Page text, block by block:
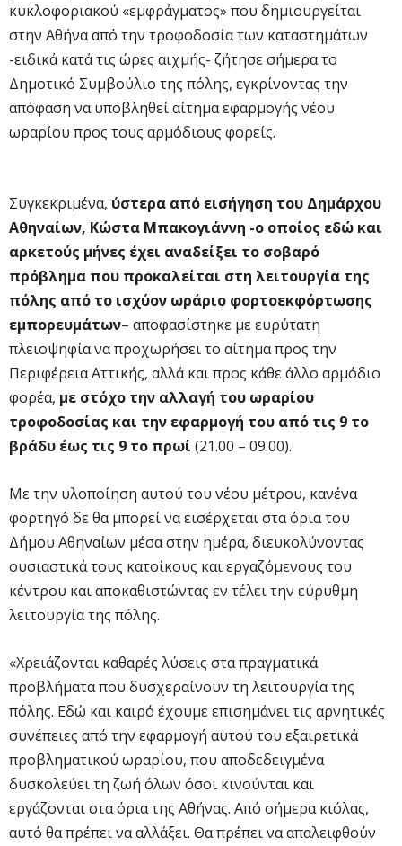
κυκλοφοριακού «εμφράγματος» που δημιουργείται
στην Αθήνα από την τροφοδοσία των καταστημάτων
-ειδικά κατά τις ώρες αιχμής- ζήτησε σήμερα το
Δημοτικό Συμβούλιο της πόλης, εγκρίνοντας την
απόφαση να υποβληθεί αίτημα εφαρμογής νέου
ωραρίου προς τους αρμόδιους φορείς.
Συγκεκριμένα, ύστερα από εισήγηση του Δημάρχου
Αθηναίων, Κώστα Μπακογιάννη -ο οποίος εδώ και
αρκετούς μήνες έχει αναδείξει το σοβαρό
πρόβλημα που προκαλείται στη λειτουργία της
πόλης από το ισχύον ωράριο φορτοεκφόρτωσης
εμπορευμάτων– αποφασίστηκε με ευρύτατη
πλειοψηφία να προχωρήσει το αίτημα προς την
Περιφέρεια Αττικής, αλλά και προς κάθε άλλο αρμόδιο
φορέα, με στόχο την αλλαγή του ωραρίου
τροφοδοσίας και την εφαρμογή του από τις 9 το
βράδυ έως τις 9 το πρωί (21.00 – 09.00).
Με την υλοποίηση αυτού του νέου μέτρου, κανένα
φορτηγό δε θα μπορεί να εισέρχεται στα όρια του
Δήμου Αθηναίων μέσα στην ημέρα, διευκολύνοντας
ουσιαστικά τους κατοίκους και εργαζόμενους του
κέντρου και αποκαθιστώντας εν τέλει την εύρυθμη
λειτουργία της πόλης.
«Χρειάζονται καθαρές λύσεις στα πραγματικά
προβλήματα που δυσχεραίνουν τη λειτουργία της
πόλης. Εδώ και καιρό έχουμε επισημάνει τις αρνητικές
συνέπειες από την εφαρμογή αυτού του εξαιρετικά
προβληματικού ωραρίου, που αποδεδειγμένα
δυσκολεύει τη ζωή όλων όσοι κινούνται και
εργάζονται στα όρια της Αθήνας. Από σήμερα κιόλας,
αυτό θα πρέπει να αλλάξει. Θα πρέπει να απαλειφθούν